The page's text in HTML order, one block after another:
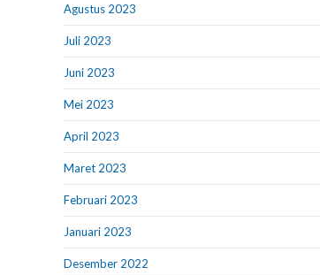
Agustus 2023
Juli 2023
Juni 2023
Mei 2023
April 2023
Maret 2023
Februari 2023
Januari 2023
Desember 2022